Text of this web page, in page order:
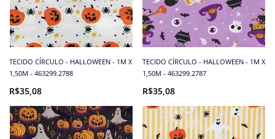
TECIDO CÍRCULO - HALLOWEEN - 1M X
1,50M - 463299.2788
R$35,08
TECIDO CÍRCULO - HALLOWEEN - 1M X
1,50M - 463299.2787
R$35,08